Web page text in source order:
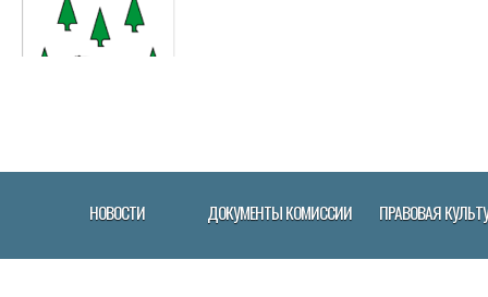
НОВОСТИ ДОКУМЕНТЫ КОМИССИИ ПРАВОВАЯ